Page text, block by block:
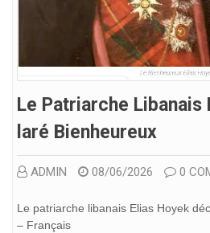
Le Patriarche Libanais
Laré Bienheureux
ADMIN 08/06/2026 0
Le patriarche libanais Elias Hoyek
– Français